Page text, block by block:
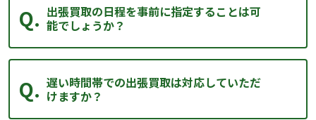
出張買取の日程を事前に指定することは可
能でしょうか？
遅い時間帯での出張買取は対応していただ
けますか？